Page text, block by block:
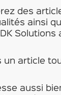
des
ainsi
Solutions
un article
aussi